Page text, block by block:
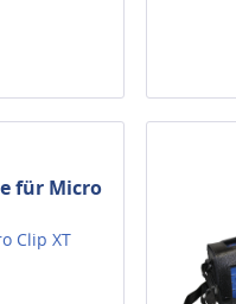
für Micro
Clip XT